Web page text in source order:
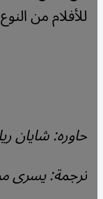
للأفلام من
حاوره: شايان
ترجمة: يسرى